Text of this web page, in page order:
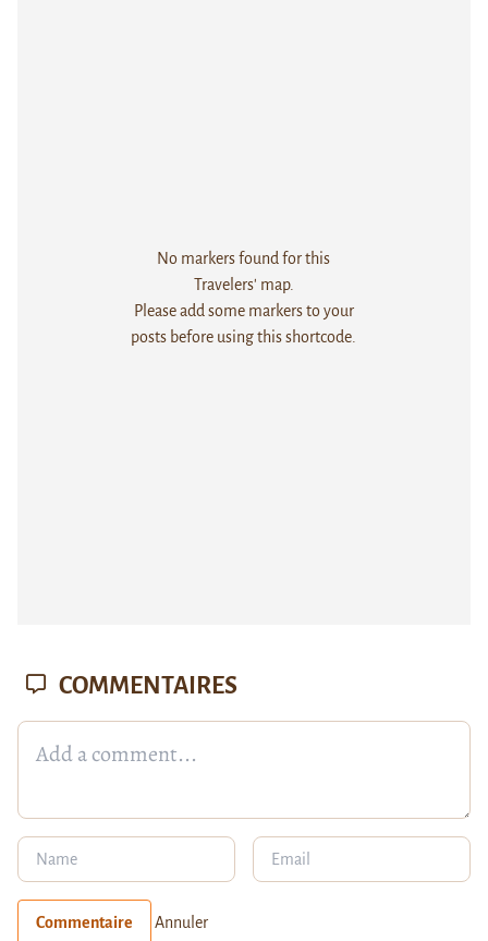
No markers found for this
Travelers' map.
Please add some markers to your
posts before using this shortcode.
COMMENTAIRES
Commentaire Annuler